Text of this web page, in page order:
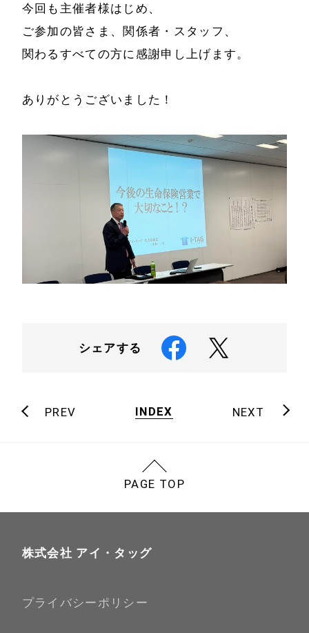
メディア掲載
書籍・DVD
今回も主催者様はじめ、
ご参加の皆さま、関係者・スタッフ、
関わるすべての方に感謝申し上げます。
ありがとうございました！
シェアする
PREV INDEX NEXT
PAGE TOP
株式会社 アイ・タッグ
プライバシーポリシー